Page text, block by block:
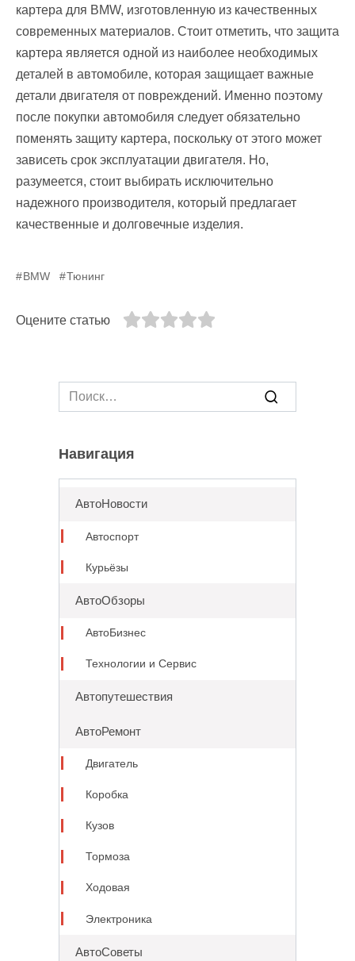
картера для BMW, изготовленную из качественных
современных материалов. Стоит отметить, что защита
картера является одной из наиболее необходимых
деталей в автомобиле, которая защищает важные
детали двигателя от повреждений. Именно поэтому
после покупки автомобиля следует обязательно
поменять защиту картера, поскольку от этого может
зависеть срок эксплуатации двигателя. Но,
разумеется, стоит выбирать исключительно
надежного производителя, который предлагает
качественные и долговечные изделия.
BMW Тюнинг
Оцените статью
Search
for:
Навигация
АвтоНовости
Автоспорт
Курьёзы
АвтоОбзоры
АвтоБизнес
Технологии и Сервис
Автопутешествия
АвтоРемонт
Двигатель
Коробка
Кузов
Тормоза
Ходовая
Электроника
АвтоСоветы